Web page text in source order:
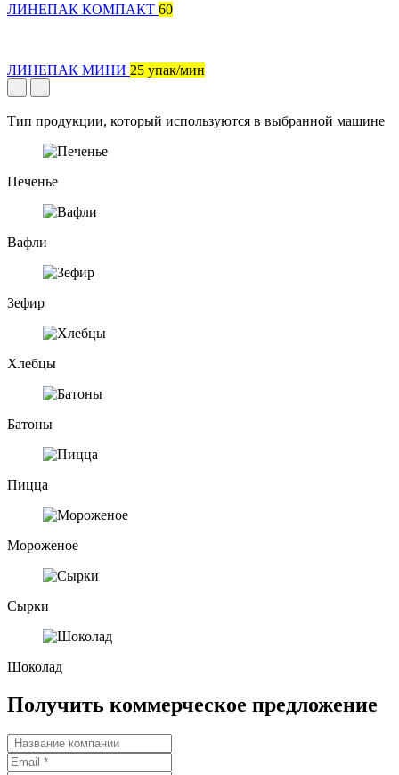
ЛИНЕПАК КОМПАКТ 60
ЛИНЕПАК МИНИ 25 упак/мин
Тип продукции, который используются в выбранной машине
Печенье
Вафли
Зефир
Хлебцы
Батоны
Пицца
Мороженое
Сырки
Шоколад
Получить коммерческое предложение